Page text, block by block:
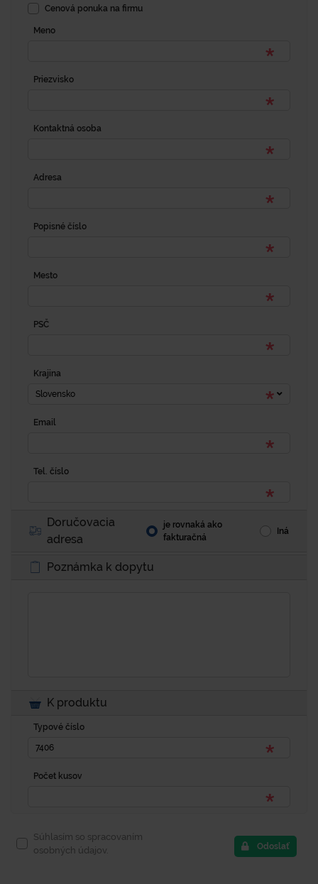
Cenová ponuka na firmu
Meno
Priezvisko
Kontaktná osoba
Adresa
Popisné číslo
Mesto
PSČ
Krajina
Slovensko
Email
Tel. číslo
Doručovacia
adresa
je rovnaká ako
fakturačná
Iná
Poznámka k dopytu
K produktu
Typové číslo
Počet kusov
Súhlasím so spracovaním
osobných údajov.
Odoslať